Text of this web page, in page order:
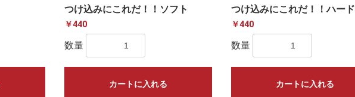
つけ込みにこれだ！！ソフト
￥440
数量
カートに入れる
つけ込みにこれだ！！ハード
￥440
数量
カートに入れる